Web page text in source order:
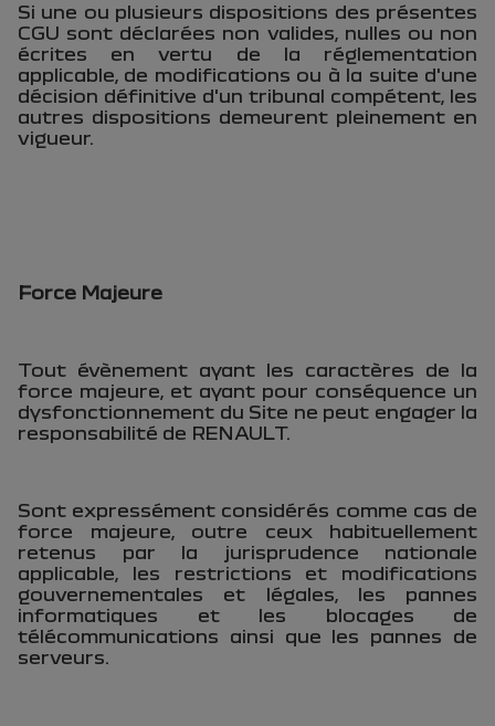
Si une ou plusieurs dispositions des présentes
CGU sont déclarées non valides, nulles ou non
écrites en vertu de la réglementation
applicable, de modifications ou à la suite d'une
décision définitive d'un tribunal compétent, les
autres dispositions demeurent pleinement en
vigueur.
Force Majeure
Tout évènement ayant les caractères de la
force majeure, et ayant pour conséquence un
dysfonctionnement du Site ne peut engager la
responsabilité de RENAULT.
Sont expressément considérés comme cas de
force majeure, outre ceux habituellement
retenus par la jurisprudence nationale
applicable, les restrictions et modifications
gouvernementales et légales, les pannes
informatiques et les blocages de
télécommunications ainsi que les pannes de
serveurs.